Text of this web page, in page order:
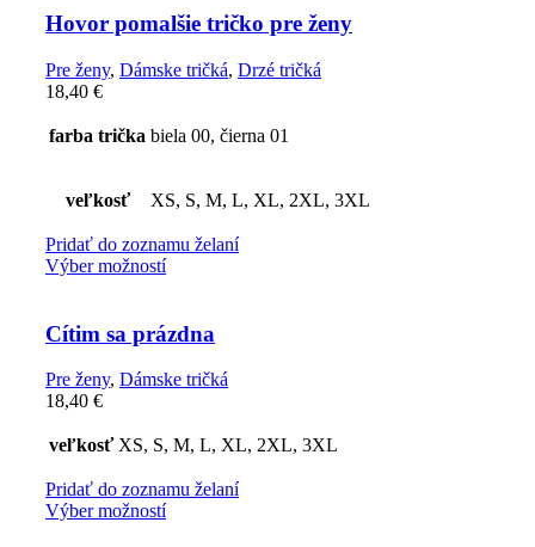
Hovor pomalšie tričko pre ženy
Pre ženy, Dámske tričká, Drzé tričká
18,40 €
farba trička biela 00, čierna 01
veľkosť XS, S, M, L, XL, 2XL, 3XL
Pridať do zoznamu želaní
Výber možností
Cítim sa prázdna
Pre ženy, Dámske tričká
18,40 €
veľkosť XS, S, M, L, XL, 2XL, 3XL
Pridať do zoznamu želaní
Výber možností